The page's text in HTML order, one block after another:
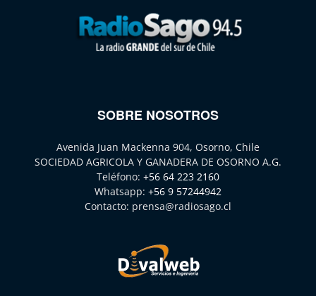
SOBRE NOSOTROS
Avenida Juan Mackenna 904, Osorno, Chile
SOCIEDAD AGRICOLA Y GANADERA DE OSORNO A.G.
Teléfono: +56 64 223 2160
Whatsapp: +56 9 57244942
Contacto: prensa@radiosago.cl